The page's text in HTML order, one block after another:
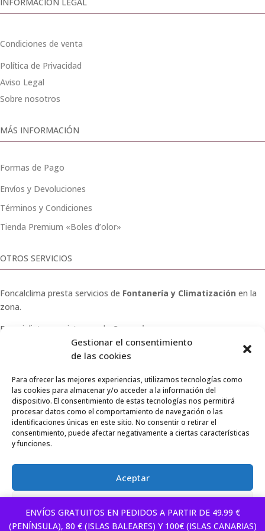
Gestionar el consentimiento
de las cookies
Para ofrecer las mejores experiencias, utilizamos tecnologías como
las cookies para almacenar y/o acceder a la información del
dispositivo. El consentimiento de estas tecnologías nos permitirá
procesar datos como el comportamiento de navegación o las
identificaciones únicas en este sitio. No consentir o retirar el
consentimiento, puede afectar negativamente a ciertas características
y funciones.
Aceptar
ENVÍOS GRATUITOS EN PEDIDOS A PARTIR DE 49.99 €
(PENÍNSULA), 80 € (ISLAS BALEARES) Y 100€ (ISLAS CANARIAS)
Condiciones de venta
Política de Privacidad
Aviso Legal
Sobre nosotros
MÁS INFORMACIÓN
Formas de Pago
Envíos y Devoluciones
Términos y Condiciones
Tienda Premium «Boles d’olor»
OTROS SERVICIOS
Foncalclima presta servicios de Fontanería y Climatización en la
zona.
Especialistas en sistemas de
Osmosis
Pide presupuesto sin compromiso o llámanos y haz tu
© 2026 Foncalclima · Todos los derechos reservados